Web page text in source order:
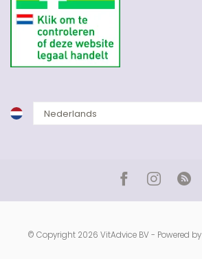
© Copyright 2026 VitAdvice BV - Powered by